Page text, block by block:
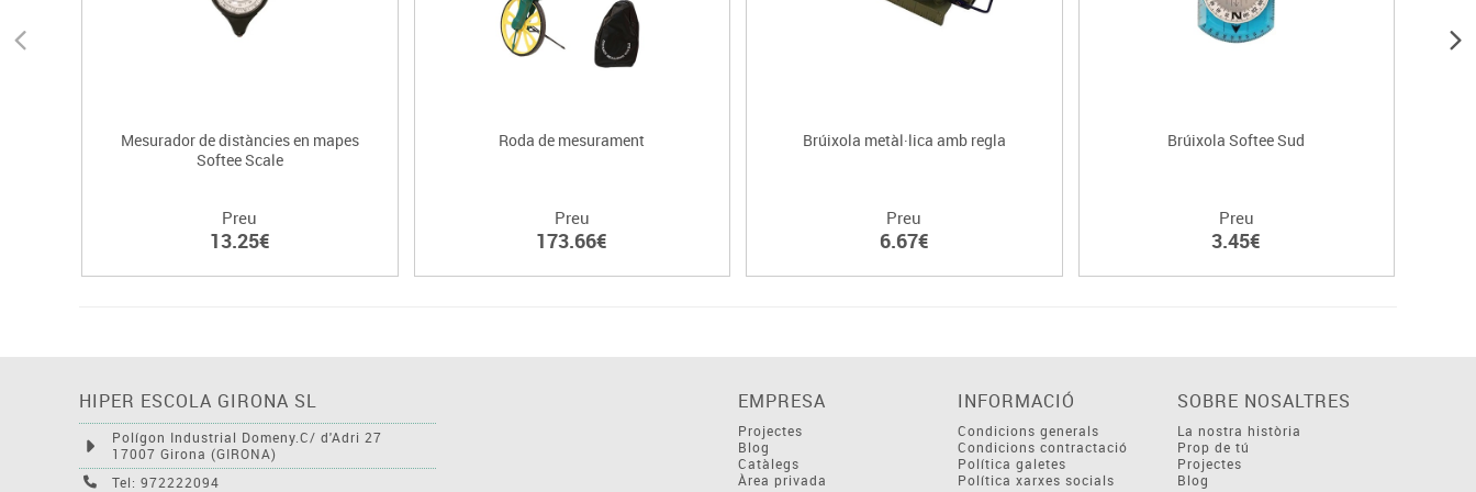
Mesurador de distàncies en mapes
Softee Scale
Preu
13.25€
Roda de mesurament
Preu
173.66€
Brúixola metàl·lica amb regla
Preu
6.67€
Brúixola Softee Sud
Preu
3.45€
HIPER ESCOLA GIRONA SL
Polígon Industrial Domeny.C/ d'Adri 27
17007 Girona (GIRONA)
Tel: 972222094
EMPRESA
Projectes
Blog
Catàlegs
Àrea privada
INFORMACIÓ
Condicions generals
Condicions contractació
Política galetes
Política xarxes socials
SOBRE NOSALTRES
La nostra història
Prop de tú
Projectes
Blog